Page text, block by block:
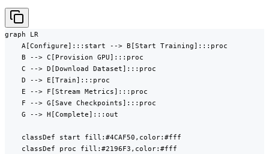
graph LR
    A[Configure]:::start --> B[Start Training]:::proc
    B --> C[Provision GPU]:::proc
    C --> D[Download Dataset]:::proc
    D --> E[Train]:::proc
    E --> F[Stream Metrics]:::proc
    F --> G[Save Checkpoints]:::proc
    G --> H[Complete]:::out
    classDef start fill:#4CAF50,color:#fff
    classDef proc fill:#2196F3,color:#fff